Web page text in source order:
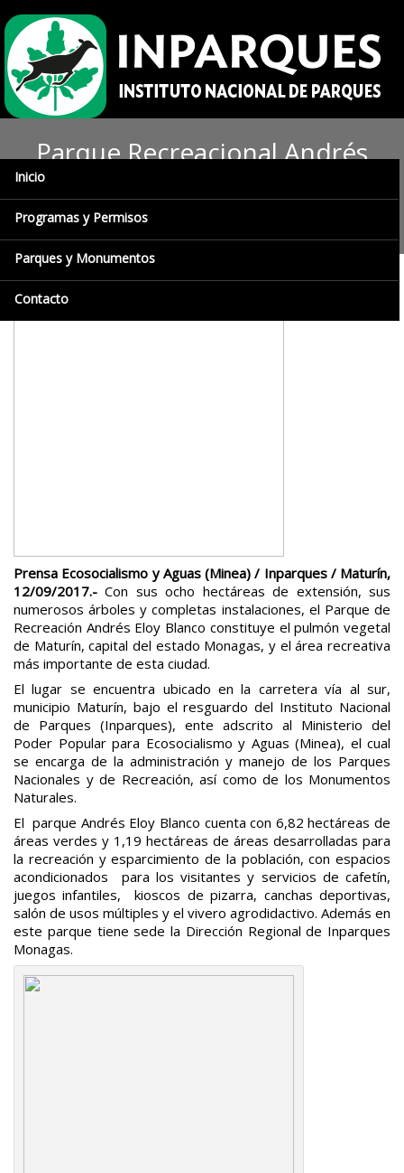
Inicio
Programas y Permisos
Parques y Monumentos
Contacto
Parque Recreacional Andrés
Eloy Blanco: pulmón vegetal
de Maturín
Prensa Ecosocialismo y Aguas (Minea) / Inparques / Maturín,
12/09/2017.-Con sus ocho hectáreas de extensión, sus
numerosos árboles y completas instalaciones, el Parque de
Recreación Andrés Eloy Blanco constituye el pulmón vegetal
de Maturín, capital del estado Monagas, y el área recreativa
más importante de esta ciudad.
El lugar se encuentra ubicado en la carretera vía al sur,
municipio Maturín, bajo el resguardo del Instituto Nacional
de Parques (Inparques), ente adscrito al Ministerio del
Poder Popular para Ecosocialismo y Aguas (Minea), el cual
se encarga de la administración y manejo de los Parques
Nacionales y de Recreación, así como de los Monumentos
Naturales.
El parque Andrés Eloy Blanco cuenta con 6,82 hectáreas de
áreas verdes y 1,19 hectáreas de áreas desarrolladas para
la recreación y esparcimiento de la población, con espacios
acondicionados para los visitantes y servicios de cafetín,
juegos infantiles, kioscos de pizarra, canchas deportivas,
salón de usos múltiples y el vivero agrodidactivo. Además en
este parque tiene sede la Dirección Regional de Inparques
Monagas.